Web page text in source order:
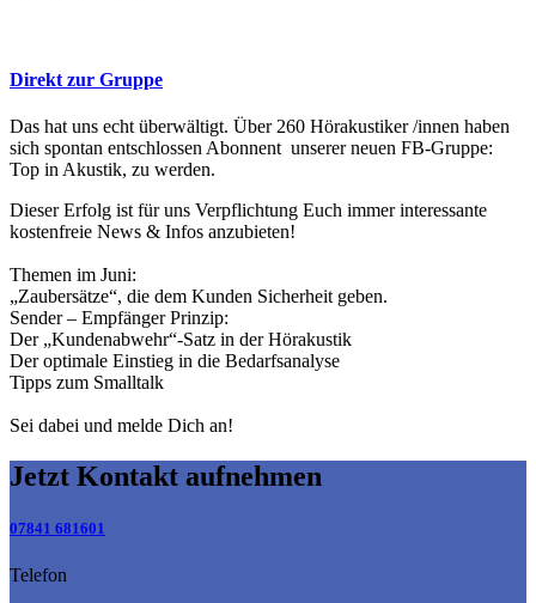
Direkt zur Gruppe
Das hat uns echt überwältigt. Über 260 Hörakustiker /innen haben
sich spontan entschlossen Abonnent unserer neuen FB-Gruppe:
Top in Akustik, zu werden.
Dieser Erfolg ist für uns Verpflichtung Euch immer interessante
kostenfreie News & Infos anzubieten!
Themen im Juni:
„Zaubersätze“, die dem Kunden Sicherheit geben.
Sender – Empfänger Prinzip:
Der „Kundenabwehr“-Satz in der Hörakustik
Der optimale Einstieg in die Bedarfsanalyse
Tipps zum Smalltalk
Sei dabei und melde Dich an!
Jetzt Kontakt aufnehmen
07841 681601
Telefon